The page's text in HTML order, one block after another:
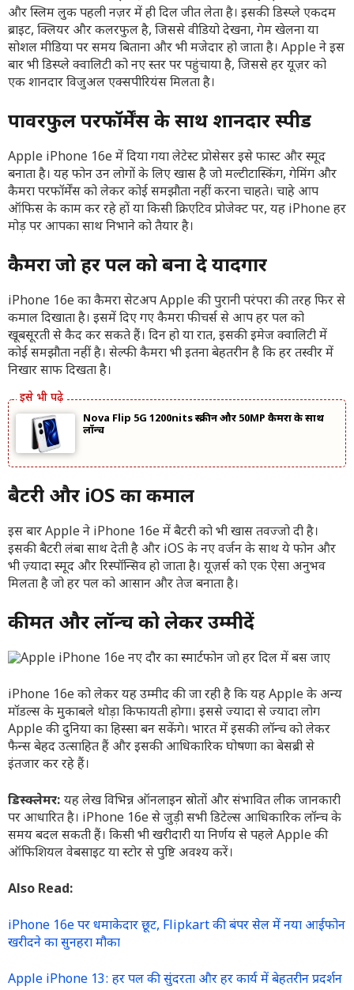
और स्लिम लुक पहली नज़र में ही दिल जीत लेता है। इसकी डिस्प्ले एकदम
ब्राइट, क्लियर और कलरफुल है, जिससे वीडियो देखना, गेम खेलना या
सोशल मीडिया पर समय बिताना और भी मजेदार हो जाता है। Apple ने इस
बार भी डिस्प्ले क्वालिटी को नए स्तर पर पहुंचाया है, जिससे हर यूज़र को
एक शानदार विजुअल एक्सपीरियंस मिलता है।
पावरफुल परफॉर्मेंस के साथ शानदार स्पीड
Apple iPhone 16e में दिया गया लेटेस्ट प्रोसेसर इसे फास्ट और स्मूद
बनाता है। यह फोन उन लोगों के लिए खास है जो मल्टीटास्किंग, गेमिंग और
कैमरा परफॉर्मेंस को लेकर कोई समझौता नहीं करना चाहते। चाहे आप
ऑफिस के काम कर रहे हों या किसी क्रिएटिव प्रोजेक्ट पर, यह iPhone हर
मोड़ पर आपका साथ निभाने को तैयार है।
कैमरा जो हर पल को बना दे यादगार
iPhone 16e का कैमरा सेटअप Apple की पुरानी परंपरा की तरह फिर से
कमाल दिखाता है। इसमें दिए गए कैमरा फीचर्स से आप हर पल को
खूबसूरती से कैद कर सकते हैं। दिन हो या रात, इसकी इमेज क्वालिटी में
कोई समझौता नहीं है। सेल्फी कैमरा भी इतना बेहतरीन है कि हर तस्वीर में
निखार साफ दिखता है।
Nova Flip 5G 1200nits स्क्रीन और 50MP कैमरा के साथ
लॉन्च
बैटरी और iOS का कमाल
इस बार Apple ने iPhone 16e में बैटरी को भी खास तवज्जो दी है।
इसकी बैटरी लंबा साथ देती है और iOS के नए वर्जन के साथ ये फोन और
भी ज़्यादा स्मूद और रिस्पॉन्सिव हो जाता है। यूज़र्स को एक ऐसा अनुभव
मिलता है जो हर पल को आसान और तेज बनाता है।
कीमत और लॉन्च को लेकर उम्मीदें
iPhone 16e को लेकर यह उम्मीद की जा रही है कि यह Apple के अन्य
मॉडल्स के मुकाबले थोड़ा किफायती होगा। इससे ज्यादा से ज्यादा लोग
Apple की दुनिया का हिस्सा बन सकेंगे। भारत में इसकी लॉन्च को लेकर
फैन्स बेहद उत्साहित हैं और इसकी आधिकारिक घोषणा का बेसब्री से
इंतजार कर रहे हैं।
डिस्क्लेमर: यह लेख विभिन्न ऑनलाइन स्रोतों और संभावित लीक जानकारी
पर आधारित है। iPhone 16e से जुड़ी सभी डिटेल्स आधिकारिक लॉन्च के
समय बदल सकती हैं। किसी भी खरीदारी या निर्णय से पहले Apple की
ऑफिशियल वेबसाइट या स्टोर से पुष्टि अवश्य करें।
Also Read:
iPhone 16e पर धमाकेदार छूट, Flipkart की बंपर सेल में नया आईफोन
खरीदने का सुनहरा मौका
Apple iPhone 13: हर पल की सुंदरता और हर कार्य में बेहतरीन प्रदर्शन